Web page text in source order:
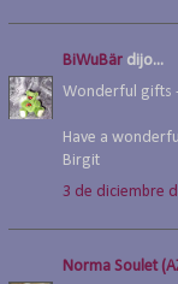
BiWuBär dijo...
Wonderful gifts
Have a
Birgit
3 de diciembre
Norma Soulet